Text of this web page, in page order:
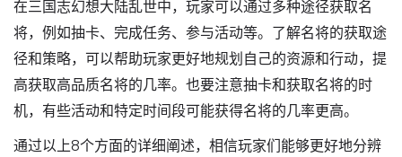
在三国志幻想大陆乱世中，玩家可以通过多种途径获取名
将，例如抽卡、完成任务、参与活动等。了解名将的获取途
径和策略，可以帮助玩家更好地规划自己的资源和行动，提
高获取高品质名将的几率。也要注意抽卡和获取名将的时
机，有些活动和特定时间段可能获得名将的几率更高。
通过以上8个方面的详细阐述，相信玩家们能够更好地分辨